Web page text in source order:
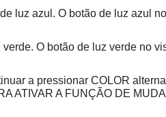
luz azul. O botão de luz azul
O botão de luz verde no
a pressionar COLOR
ATIVAR A FUNÇÃO DE